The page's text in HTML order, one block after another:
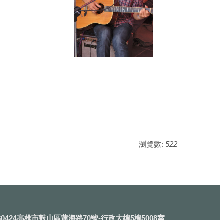
瀏覽數: 522
高雄市鼓山區蓮海路70號-行政大樓5樓5008室